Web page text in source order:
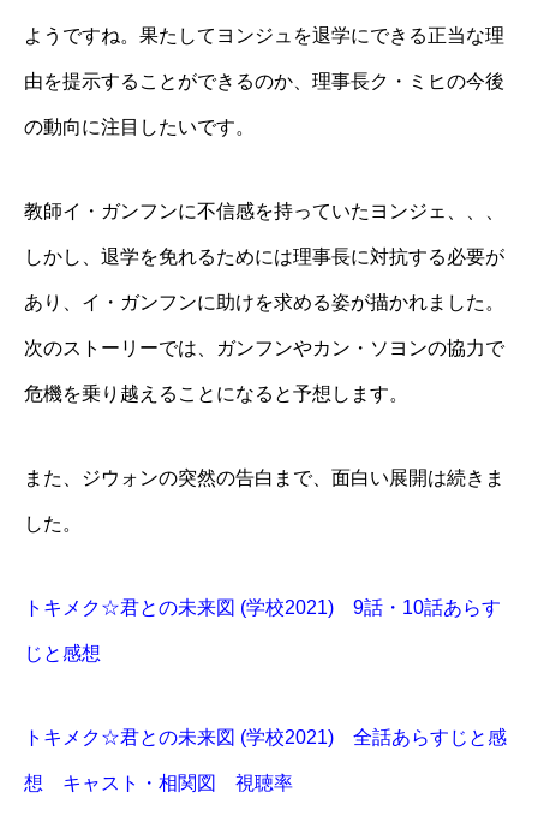
ようですね。果たしてヨンジュを退学にできる正当な理
由を提示することができるのか、理事長ク・ミヒの今後
の動向に注目したいです。
教師イ・ガンフンに不信感を持っていたヨンジェ、、、
しかし、退学を免れるためには理事長に対抗する必要が
あり、イ・ガンフンに助けを求める姿が描かれました。
次のストーリーでは、ガンフンやカン・ソヨンの協力で
危機を乗り越えることになると予想します。
また、ジウォンの突然の告白まで、面白い展開は続きま
した。
トキメク☆君との未来図 (学校2021) 9話・10話あらす
じと感想
トキメク☆君との未来図 (学校2021) 全話あらすじと感
想 キャスト・相関図 視聴率